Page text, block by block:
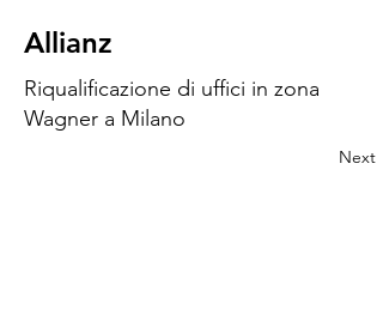
Allianz
Riqualificazione di uffici in zona
Wagner a Milano
Next